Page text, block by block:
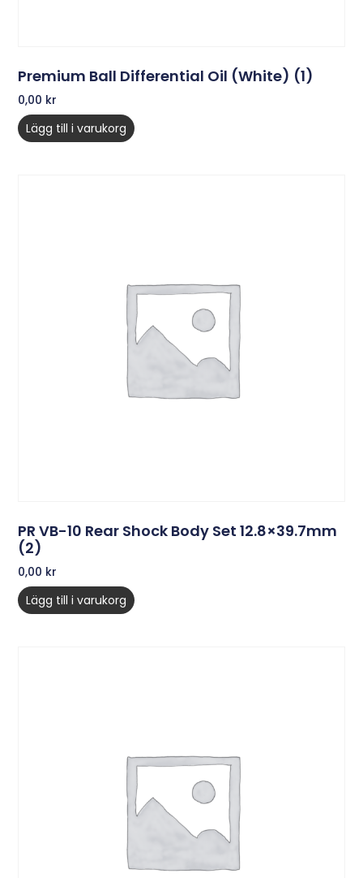
Premium Ball Differential Oil (White) (1)
0,00 kr
Lägg till i varukorg
PR VB-10 Rear Shock Body Set 12.8×39.7mm
(2)
0,00 kr
Lägg till i varukorg